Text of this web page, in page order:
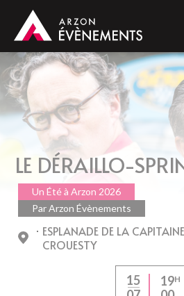
contenu
principal
LE DÉRAILLO-
Un Été à Arzon 2026
Par Arzon Évènements
ESPLANADE DE LA
CROUESTY
15
19H